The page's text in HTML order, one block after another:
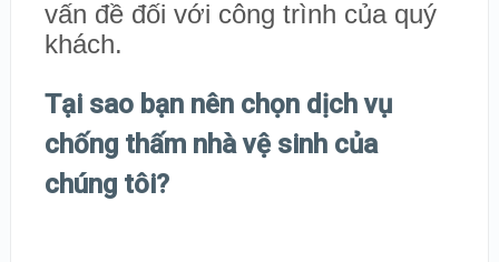
vấn đề đối với công trình của quý
khách.
Tại sao bạn nên chọn dịch vụ
chống thấm nhà vệ sinh của
chúng tôi?